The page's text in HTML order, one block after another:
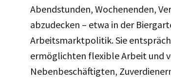
Abendstunden, Wochenenden,
abzudecken – etwa in der
Arbeitsmarktpolitik. Sie
ermöglichten flexible Arbeit und
Nebenbeschäftigten,